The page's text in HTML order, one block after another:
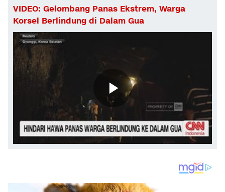
VIDEO: Gelombang Panas Ekstrem, Warga
Korsel Berlindung di Dalam Gua